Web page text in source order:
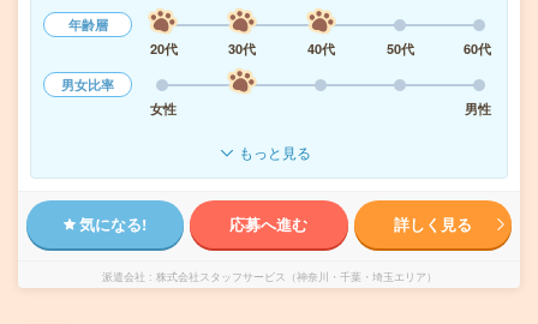
年齢層
20代
30代 40代 50代
60代
男女比率
女性
男性
もっと見る
気になる! 応募へ進む 詳しく見る
派遣会社 株式会社スタッフサービス（神奈川・千葉・埼玉エリア）